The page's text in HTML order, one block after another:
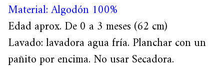
Material: Algodón 100%
Edad aprox. De 0 a 3 meses (62 cm)
Lavado: lavadora agua fría. Planchar con un
pañito por encima. No usar Secadora.